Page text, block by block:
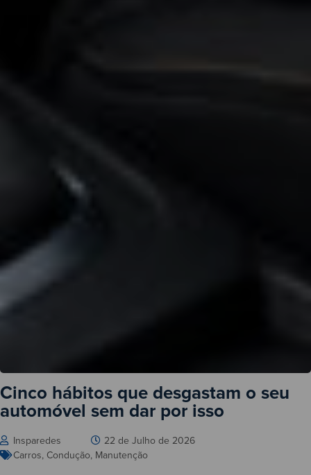
Cinco hábitos que desgastam o seu
automóvel sem dar por isso
Insparedes
22 de Julho de 2026
Carros, Condução, Manutenção